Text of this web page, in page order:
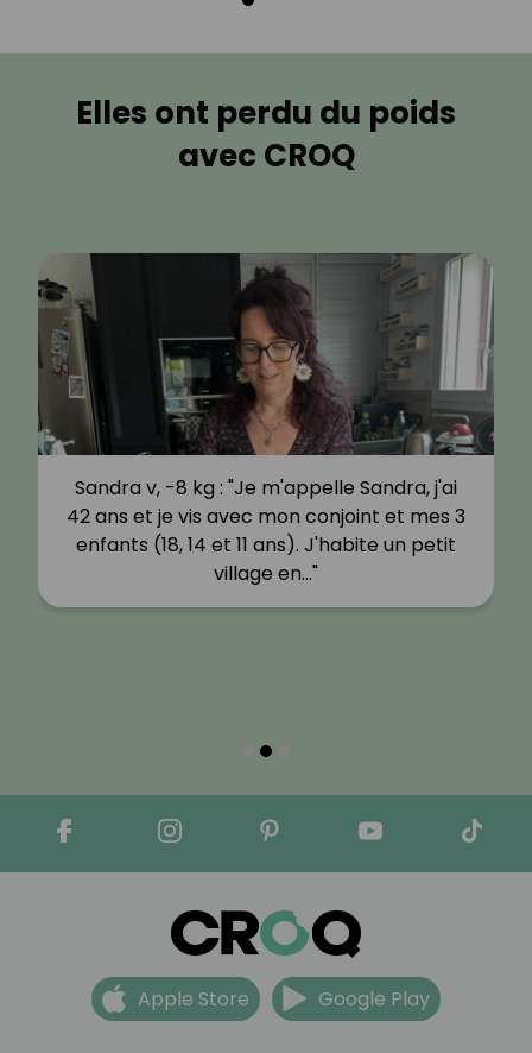
Elles ont perdu du poids
avec CROQ
Sandra v, -8 kg : "Je m'appelle Sandra, j'ai
42 ans et je vis avec mon conjoint et mes 3
enfants (18, 14 et 11 ans). J'habite un petit
village en…"
Apple Store Google Play